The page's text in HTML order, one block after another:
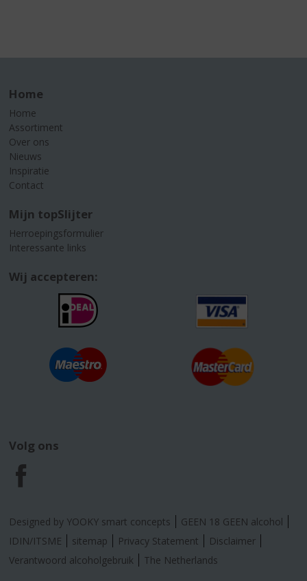
Home
Home
Assortiment
Over ons
Nieuws
Inspiratie
Contact
Mijn topSlijter
Herroepingsformulier
Interessante links
Wij accepteren:
Volg ons
F
a
c
Designed by YOOKY smart concepts
GEEN 18 GEEN alcohol
IDIN/ITSME
sitemap Privacy Statement
Disclaimer
Verantwoord alcoholgebruik
The Netherlands